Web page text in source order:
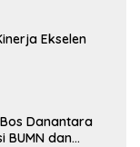
Ekselen
Danantara
BUMN dan